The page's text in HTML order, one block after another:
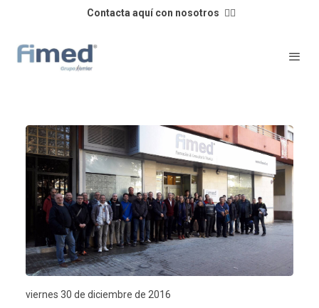
Contacta aquí con nosotros 👈🏼
viernes 30 de diciembre de 2016